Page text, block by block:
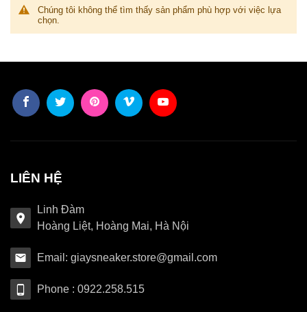
Chúng tôi không thể tìm thấy sản phẩm phù hợp với việc lựa
chọn.
LIÊN HỆ
Linh Đàm
Hoàng Liệt, Hoàng Mai, Hà Nội
Email: giaysneaker.store@gmail.com
Phone : 0922.258.515